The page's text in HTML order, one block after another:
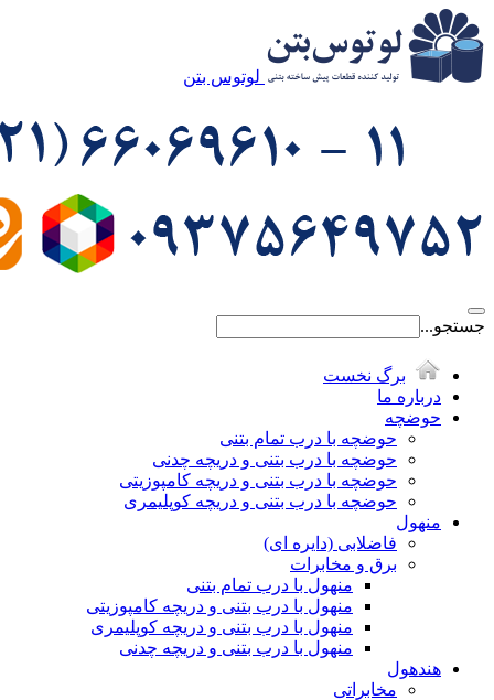
لوتوس بتن
جستجو...
برگ نخست
درباره ما
حوضچه
حوضچه با درب تمام بتنی
حوضچه با درب بتنی و دریچه چدنی
حوضچه با درب بتنی و دریچه کامپوزیتی
حوضچه با درب بتنی و دریچه کوپلیمری
منهول
فاضلابی (دایره ای)
برق و مخابرات
منهول با درب تمام بتنی
منهول با درب بتنی و دریچه کامپوزیتی
منهول با درب بتنی و دریچه کوپلیمری
منهول با درب بتنی و دریچه چدنی
هندهول
مخابراتی